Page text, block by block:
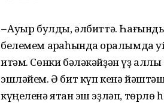
–Ауыр булды, әлбиттә.
белемем арҡаһында ҡоралымда
итәм. Сөнки бәләкәйҙән үҙ
эшләйем. Ә бит күп кенә
күңеленә ятҡан эш эҙләп,